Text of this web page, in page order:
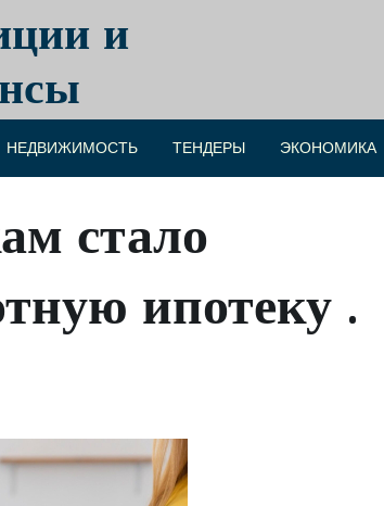
и
НЕДВИЖИМОСТЬ ТЕНДЕРЫ ЭКОНОМИКА
стало
ипотеку .